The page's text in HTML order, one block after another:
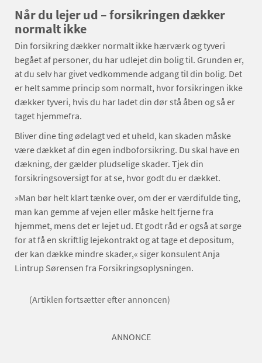
Når du lejer ud – forsikringen dækker
normalt ikke
Din forsikring dækker normalt ikke hærværk og tyveri
begået af personer, du har udlejet din bolig til. Grunden er,
at du selv har givet vedkommende adgang til din bolig. Det
er helt samme princip som normalt, hvor forsikringen ikke
dækker tyveri, hvis du har ladet din dør stå åben og så er
taget hjemmefra.
Bliver dine ting ødelagt ved et uheld, kan skaden måske
være dækket af din egen indboforsikring. Du skal have en
dækning, der gælder pludselige skader. Tjek din
forsikringsoversigt for at se, hvor godt du er dækket.
»Man bør helt klart tænke over, om der er værdifulde ting,
man kan gemme af vejen eller måske helt fjerne fra
hjemmet, mens det er lejet ud. Et godt råd er også at sørge
for at få en skriftlig lejekontrakt og at tage et depositum,
der kan dække mindre skader,« siger konsulent Anja
Lintrup Sørensen fra Forsikringsoplysningen.
(Artiklen fortsætter efter annoncen)
ANNONCE